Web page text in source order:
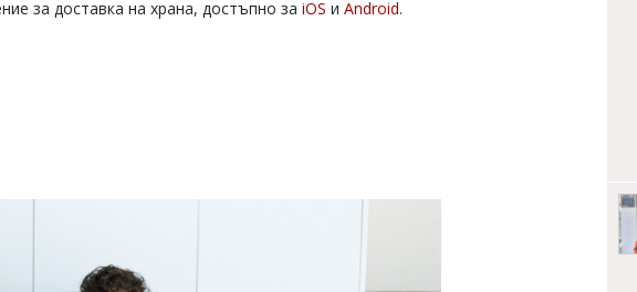
за доставка на храна, достъпно за iOS и Android.